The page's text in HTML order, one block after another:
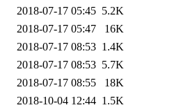
2018-07-17 05:45 5.2K
2018-07-17 05:47
16K
2018-07-17 08:53 1.4K
2018-07-17 08:53 5.7K
2018-07-17 08:55
18K
2018-10-04 12:44 1.5K